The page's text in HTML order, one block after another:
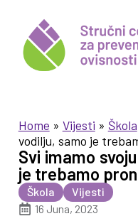
Home » Vijesti » Škola
vodilju, samo je
Svi imamo
je trebamo
Škola
Vijesti
16 Juna, 2023